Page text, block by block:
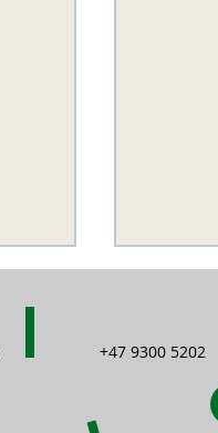
+47 9300 5202